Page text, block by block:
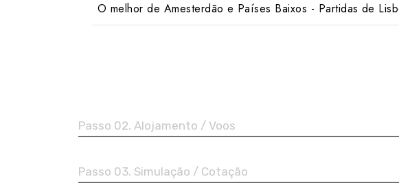
O melhor de Amesterdão e Países Baixos - Partidas de
Passo 02. Alojamento / Voos
Passo 03. Simulação / Cotação